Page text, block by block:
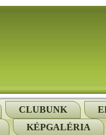
CLUBUNK
KÉPGALÉRIA